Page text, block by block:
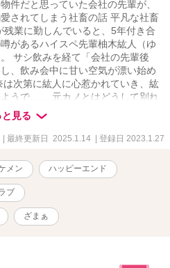
件だと思っていた会社の先輩が、
されてしまう社畜の話 平凡な社畜
業に勤しんでいると、5年付き合
があるハイスペ先輩柚木紘人（ゆ
サシ飲みを経て「会社の先輩後
、飲み会中に甘い空気が漂い始め
次第に紘人に心惹かれていき、紘
ようで…… 元カノとはどうして別れ
のことどう思ってる？ 社会人なら
晴れて恋人同士になった2人。
、ずっと由奈のこと抱き尽くした
に愛されてしまう。 仕事中はあん
ると少し甘えん坊になってしま
場でハラハラ。 ざまぁ相手は紘人
と見る
| 最終更新日 2025.1.14 | 登録日 2023.1.27
メン ハッピーエンド
ブ
ざまぁ